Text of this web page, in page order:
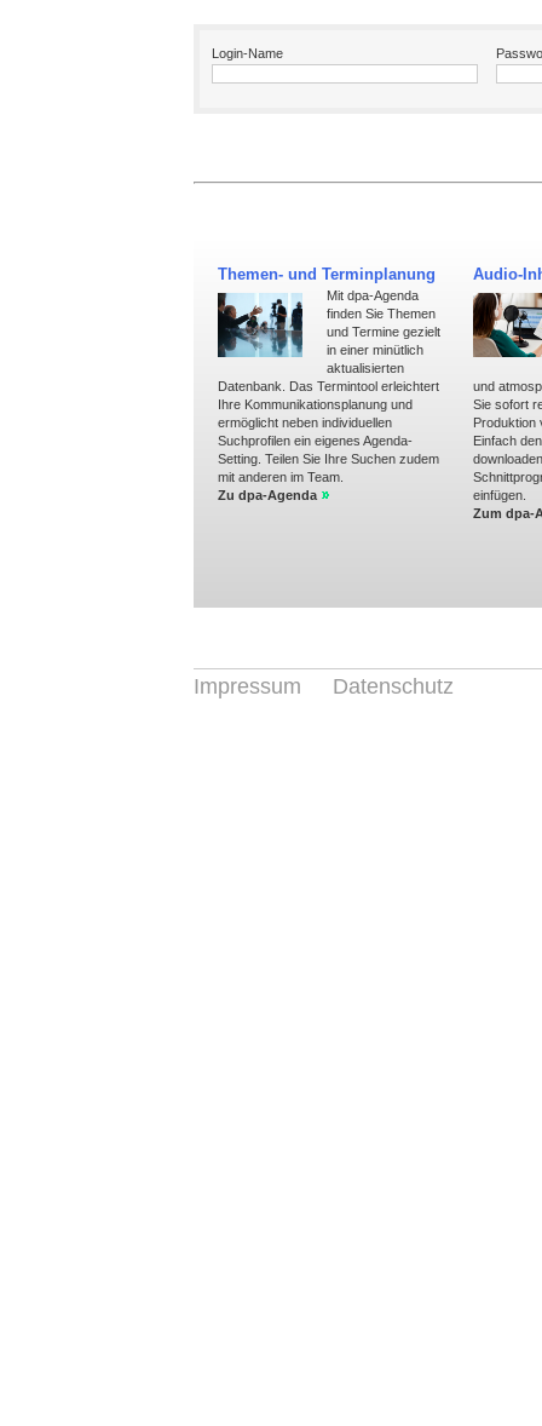
Login-Name
Themen- und Terminplanung
Mit dpa-Agenda
finden Sie Themen
und Termine gezielt
in einer minütlich
aktualisierten
Datenbank. Das Termintool erleichtert
Ihre Kommunikationsplanung und
ermöglicht neben individuellen
Suchprofilen ein eigenes Agenda-
Setting. Teilen Sie Ihre Suchen zudem
mit anderen im Team.
Zu dpa-Agenda
Audio-
und
Sie sofort
Produktion
Einfach
einfügen.
Zum dpa-
Impressum Datenschutz